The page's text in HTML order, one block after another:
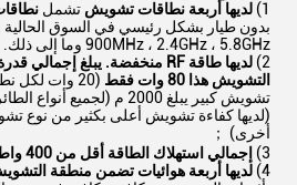
1) لديها أربعة نطاقات تشويش تشمل
900MHz ، 2.4GHz ، 5.8GHz وما إلى ذلك.
2) لديها طاقة RF منخفضة.
يبلغ إجمالي
التشويش هذا 80 وات فقط
(20 وات لكل
(لديها كفاءة تشويش أعلى بكثير من نوع
أخرى) ；
3)
إجمالي استهلاك الطاقة أقل من 400 واط
4) لديها أربعة هوائيات تضمن منطقة